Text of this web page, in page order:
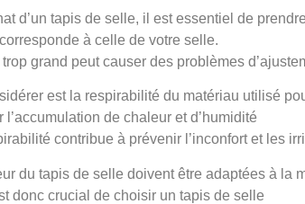
d’un tapis de selle, il est essentiel de
à celle de votre selle.
grand peut causer des problèmes
est la respirabilité du matériau utilisé
l’accumulation de chaleur et d’humidité
contribue à prévenir l’inconfort et les
du tapis de selle doivent être adaptées à
donc crucial de choisir un tapis de selle